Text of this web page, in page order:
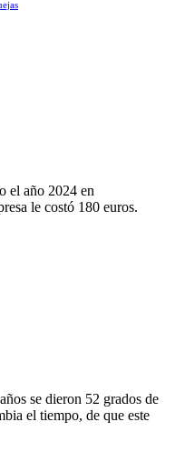
el año 2024 en
le costó 180 euros.
se dieron 52 grados de
el tiempo, de que este